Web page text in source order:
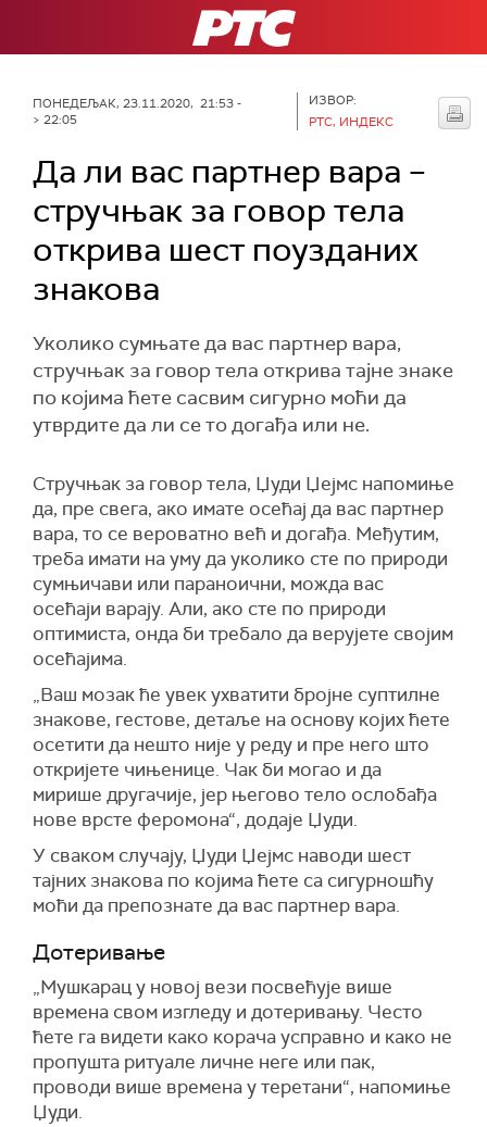
РТС
ПОНЕДЕЉАК, 23.11.2020, 21:53 -
> 22:05
ИЗВОР:
РТС, ИНДЕКС
Да ли вас партнер вара –
стручњак за говор тела
открива шест поузданих
знакова
Уколико сумњате да вас партнер вара,
стручњак за говор тела открива тајне знаке
по којима ћете сасвим сигурно моћи да
утврдите да ли се то догађа или не.
Стручњак за говор тела, Џуди Џејмс напомиње
да, пре свега, ако имате осећај да вас партнер
вара, то се вероватно већ и догађа. Међутим,
треба имати на уму да уколико сте по природи
сумњичави или параноични, можда вас
осећаји варају. Али, ако сте по природи
оптимиста, онда би требало да верујете својим
осећајима.
„Ваш мозак ће увек ухватити бројне суптилне
знакове, гестове, детаље на основу којих ћете
осетити да нешто није у реду и пре него што
откријете чињенице. Чак би могао и да
мирише другачије, јер његово тело ослобађа
нове врсте феромона“, додаје Џуди.
У сваком случају, Џуди Џејмс наводи шест
тајних знакова по којима ћете са сигурношћу
моћи да препознате да вас партнер вара.
Дотеривање
„Мушкарац у новој вези посвећује више
времена свом изгледу и дотеривању. Често
ћете га видети како корача усправно и како не
пропушта ритуале личне неге или пак,
проводи више времена у теретани“, напомиње
Џуди.